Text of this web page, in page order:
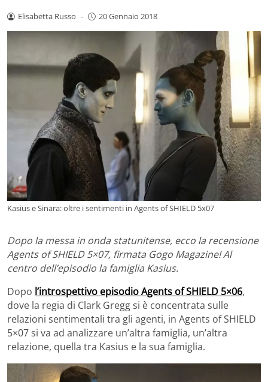
Elisabetta Russo - 20 Gennaio 2018
Kasius e Sinara: oltre i sentimenti in Agents of SHIELD 5x07
Dopo la messa in onda statunitense, ecco la recensione
Agents of SHIELD 5×07, firmata Gogo Magazine! Al
centro dell’episodio la famiglia Kasius.
Dopo l’introspettivo episodio Agents of SHIELD 5×06,
dove la regia di Clark Gregg si è concentrata sulle
relazioni sentimentali tra gli agenti, in Agents of SHIELD
5×07 si va ad analizzare un’altra famiglia, un’altra
relazione, quella tra Kasius e la sua famiglia.